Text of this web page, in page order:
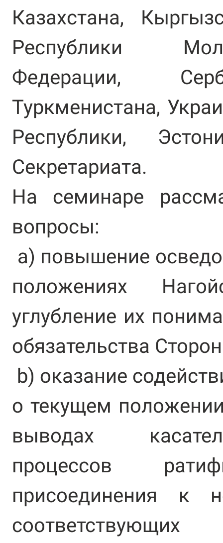
Казахстана,
Республики
Федерации,
Туркменистана,
Республики,
Секретариата.
На семинаре
вопросы:
a) повышение
положениях
углубление их
обязательства
b) оказание
о текущем
выводах
процессов
присоединения к